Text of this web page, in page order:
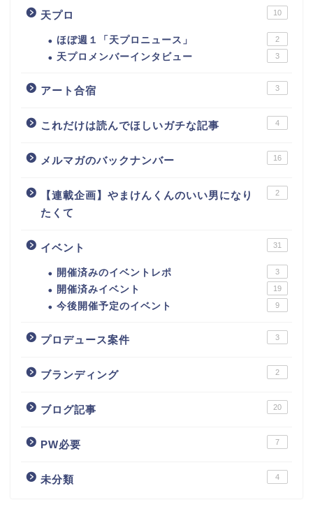
天プロ 10
ほぼ週１「天プロニュース」 2
天プロメンバーインタビュー 3
アート合宿 3
これだけは読んでほしいガチな記事 4
メルマガのバックナンバー 16
【連載企画】やまけんくんのいい男になり
たくて
2
イベント 31
開催済みのイベントレポ 3
開催済みイベント 19
今後開催予定のイベント 9
プロデュース案件 3
ブランディング 2
ブログ記事 20
PW必要 7
未分類 4